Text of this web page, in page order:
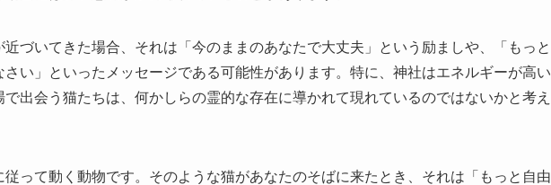
づいてきた場合、それは「今のままのあなたで大丈夫」という励ましや、「もっと
さい」といったメッセージである可能性があります。特に、神社はエネルギーが高い
出会う猫たちは、何かしらの霊的な存在に導かれて現れているのではないかと考え
って動く動物です。そのような猫があなたのそばに来たとき、それは「もっと自由